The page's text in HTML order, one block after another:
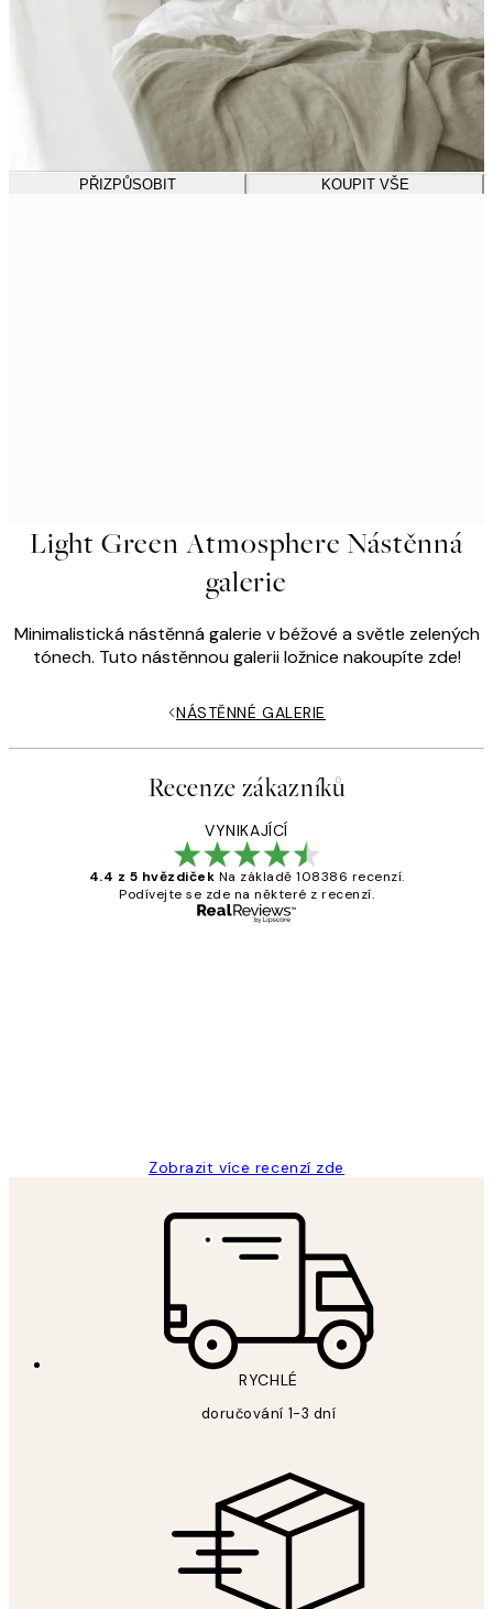
PŘIZPŮSOBIT KOUPIT VŠE
Light Green Atmosphere Nástěnná
galerie
Minimalistická nástěnná galerie v béžové a světle zelených
tónech. Tuto nástěnnou galerii ložnice nakoupíte zde!
NÁSTĚNNÉ GALERIE
Recenze zákazníků
VYNIKAJÍCÍ
4.4 z 5 hvězdiček Na základě 108386 recenzí.
Podívejte se zde na některé z recenzí.
Zobrazit více recenzí zde
RYCHLÉ
doručování 1-3 dní